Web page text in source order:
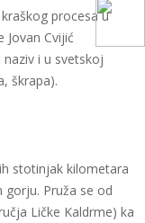
procesa u
Cvijić
i u svetskoj
škrapa).
stotinjak kilometara
Pruža se od
Ličke Kaldrme) ka